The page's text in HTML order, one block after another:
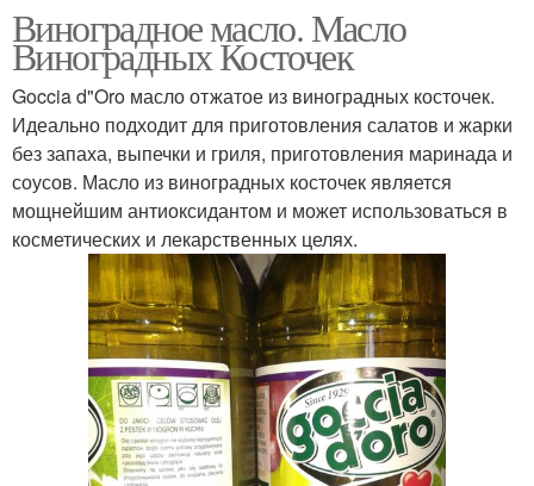
косточек
Облепиховое масло
Виноградное масло. Масло
Виноградных Косточек
Goccia d"Oro масло отжатое из виноградных косточек.
Идеально подходит для приготовления салатов и жарки
без запаха, выпечки и гриля, приготовления маринада и
соусов. Масло из виноградных косточек является
мощнейшим антиоксидантом и может использоваться в
косметических и лекарственных целях.